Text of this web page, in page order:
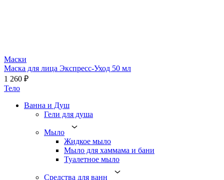
Маски
Маска для лица Экспресс-Уход 50 мл
1 260 ₽
Тело
Ванна и Душ
Гели для душа
Мыло
Жидкое мыло
Мыло для хаммама и бани
Туалетное мыло
Средства для ванн